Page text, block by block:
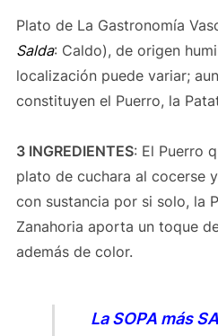
Plato de La Gastronomía
Salda: Caldo), de origen
localización puede variar;
constituyen el Puerro, la
3 INGREDIENTES: El Puerro
plato de cuchara al cocerse
con sustancia por si solo, la
Zanahoria aporta un toque
además de color.
La SOPA más